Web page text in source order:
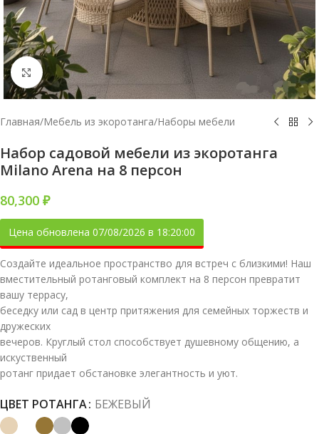
Увеличить
Главная/Мебель из экоротанга/Наборы мебели
Набор садовой мебели из экоротанга
Milano Arena на 8 персон
80,300 ₽
Цена обновлена 07/08/2026 в 18:20:00
Создайте идеальное пространство для встреч с близкими! Наш
вместительный ротанговый комплект на 8 персон превратит
вашу террасу,
беседку или сад в центр притяжения для семейных торжеств и
дружеских
вечеров. Круглый стол способствует душевному общению, а
искуственный
ротанг придает обстановке элегантность и уют.
ЦВЕТ РОТАНГА БЕЖЕВЫЙ